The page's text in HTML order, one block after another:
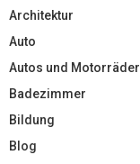
Architektur
Auto
Autos und Motorräder
Badezimmer
Bildung
Blog